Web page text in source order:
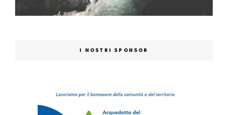
I NOSTRI SPONSOR